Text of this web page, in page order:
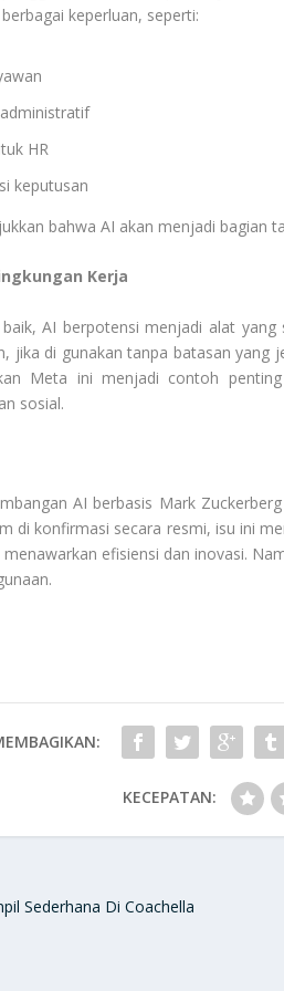
keperluan, seperti:
HR
keputusan
bahwa AI akan menjadi bagian
Kerja
baik, AI berpotensi menjadi alat
jika di gunakan tanpa batasan
Meta ini menjadi contoh
sosial.
AI berbasis Mark
di konfirmasi secara resmi, isu ini
efisiensi dan inovasi.
KECEPATAN:
Sederhana Di Coachella